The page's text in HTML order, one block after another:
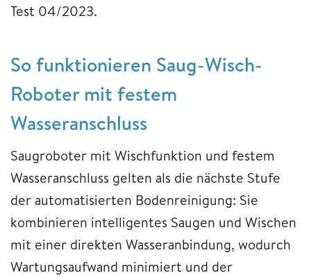
Test 04/2023.
So funktionieren Saug-Wisch-
Roboter mit festem
Wasseranschluss
Saugroboter mit Wischfunktion und festem
Wasseranschluss gelten als die nächste Stufe
der automatisierten Bodenreinigung: Sie
kombinieren intelligentes Saugen und Wischen
mit einer direkten Wasseranbindung, wodurch
Wartungsaufwand minimiert und der